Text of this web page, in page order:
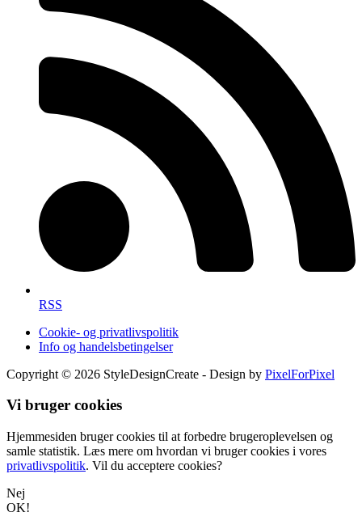
RSS
Cookie- og privatlivspolitik
Info og handelsbetingelser
Copyright © 2026 StyleDesignCreate - Design by PixelForPixel
Vi bruger cookies
Hjemmesiden bruger cookies til at forbedre brugeroplevelsen og
samle statistik. Læs mere om hvordan vi bruger cookies i vores
privatlivspolitik. Vil du acceptere cookies?
Nej
OK!